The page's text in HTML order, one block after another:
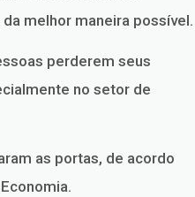
melhor maneira possível.
perderem seus
no setor de
as portas, de acordo